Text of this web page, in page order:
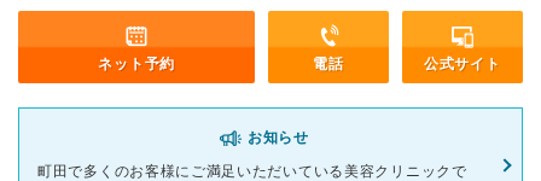
ネット予約 電話 公式サイト
お知らせ
町田で多くのお客様にご満足いただいている美容クリニックで